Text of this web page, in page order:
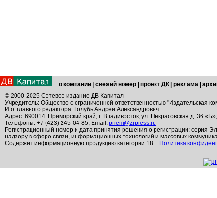
о компании свежий номер проект ДК реклама
© 2000-2025 Сетевое издание ДВ Капитал
Учредитель: Общество с ограниченной ответственностью "Издательская
И.о. главного редактора: Голубь Андрей Александрович
Адрес: 690014, Приморский край, г. Владивосток, ул. Некрасовская д. 36
Телефоны: +7 (423) 245-04-85; Email: priem@zrpress.ru
Регистрационный номер и дата принятия решения о регистрации: серия
надзору в сфере связи, информационных технологий и массовых
Содержит информационную продукцию категории 18+. Политика